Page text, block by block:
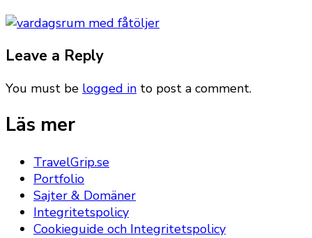
Leave a Reply
You must be logged in to post a comment.
Läs mer
TravelGrip.se
Portfolio
Sajter & Domäner
Integritetspolicy
Cookieguide och Integritetspolicy